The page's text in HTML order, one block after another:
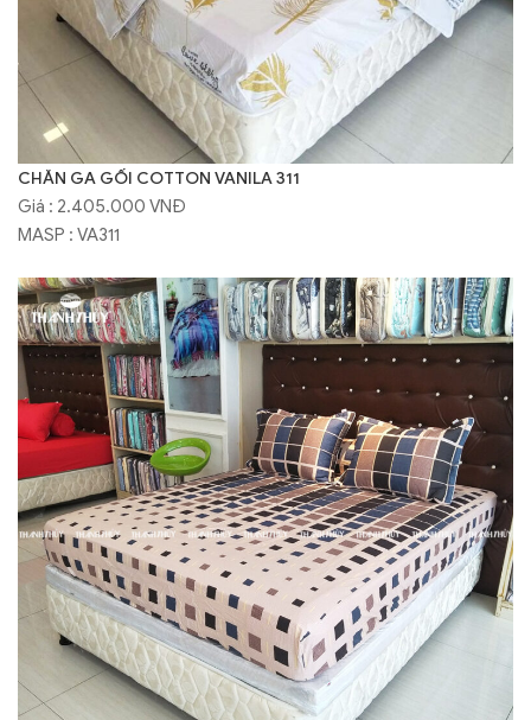
CHĂN GA GỐI COTTON VANILA 311
Giá : 2.405.000 VNĐ
MASP : VA311